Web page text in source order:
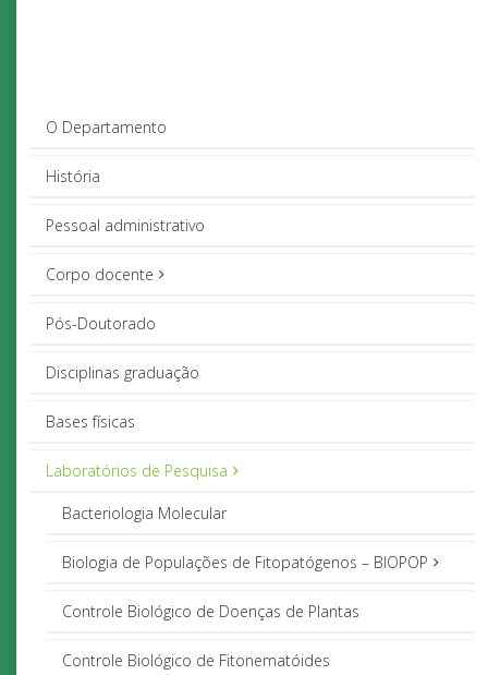
O Departamento
História
Pessoal administrativo
Corpo docente
Pós-Doutorado
Disciplinas graduação
Bases físicas
Laboratórios de Pesquisa
Bacteriologia Molecular
Biologia de Populações de Fitopatógenos – BIOPOP
Controle Biológico de Doenças de Plantas
Controle Biológico de Fitonematóides